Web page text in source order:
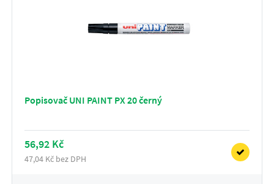
Popisovač UNI PAINT PX 20 černý
56,92 Kč
47,04 Kč bez DPH